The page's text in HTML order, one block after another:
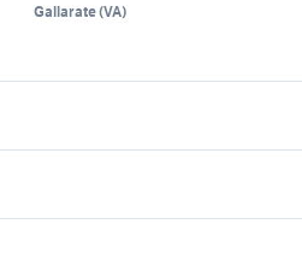
Gallarate(VA)